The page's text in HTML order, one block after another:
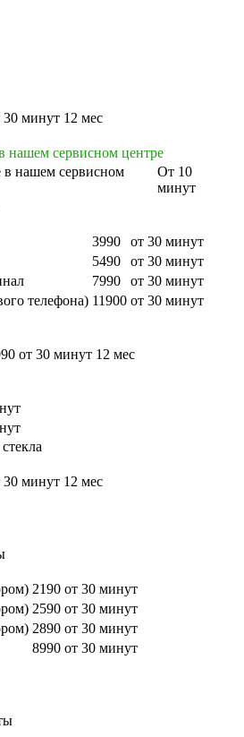
30 минут 12 мес
нашем сервисном центре
в нашем сервисном
От 10
минут
3990
от 30 минут
5490
от 30 минут
7990
от 30 минут
телефона) 11900 от 30 минут
от 30 минут 12 мес
30 минут 12 мес
2190 от 30 минут
2590 от 30 минут
2890 от 30 минут
8990 от 30 минут